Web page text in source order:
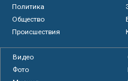
Политика
Общество
Происшествия
Видео
Фото